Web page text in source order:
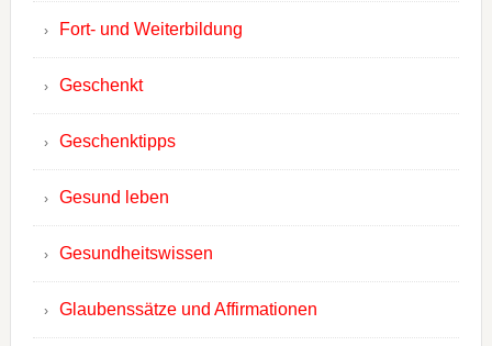
Fort- und Weiterbildung
Geschenkt
Geschenktipps
Gesund leben
Gesundheitswissen
Glaubenssätze und Affirmationen